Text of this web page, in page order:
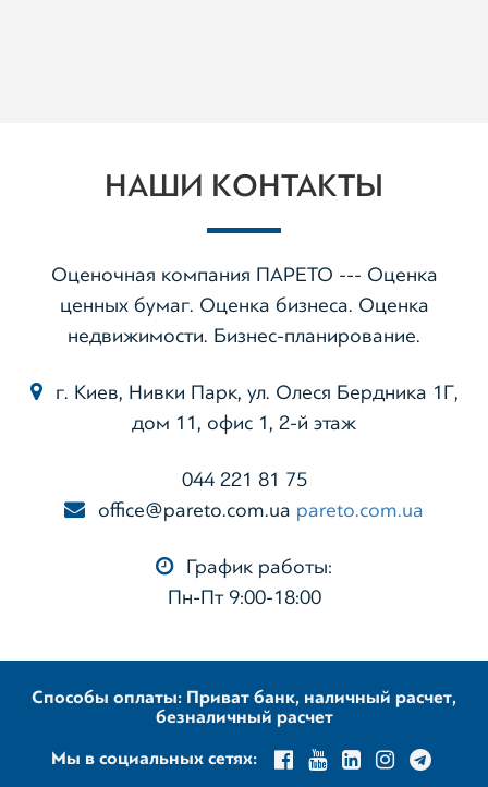
НАШИ КОНТАКТЫ
Оценочная компания ПАРЕТО --- Оценка
ценных бумаг. Оценка бизнеса. Оценка
недвижимости. Бизнес-планирование.
г. Киев, Нивки Парк, ул. Олеся Бердника 1Г,
дом 11, офис 1, 2-й этаж
044 221 81 75
office@pareto.com.ua pareto.com.ua
График работы:
Пн-Пт 9:00-18:00
Способы оплаты: Приват банк, наличный расчет,
безналичный расчет
Мы в социальных сетях: